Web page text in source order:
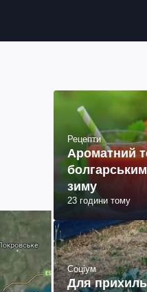
Рецепти
Ароматний
зиму
23 години тому
Соціум
Для